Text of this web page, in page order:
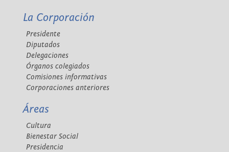
La Corporación
Presidente
Diputados
Delegaciones
Órganos colegiados
Comisiones informativas
Corporaciones anteriores
Áreas
Cultura
Bienestar Social
Presidencia